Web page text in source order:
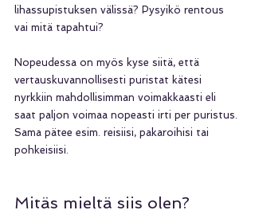
lihassupistuksen välissä? Pysyikö rentous
vai mitä tapahtui?
Nopeudessa on myös kyse siitä, että
vertauskuvannollisesti puristat kätesi
nyrkkiin mahdollisimman voimakkaasti eli
saat paljon voimaa nopeasti irti per puristus.
Sama pätee esim. reisiisi, pakaroihisi tai
pohkeisiisi.
Mitäs mieltä siis olen?